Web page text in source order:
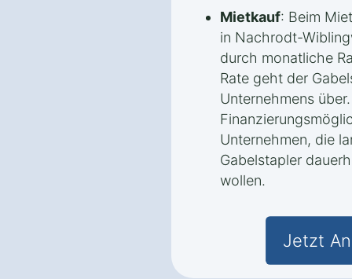
Mietkauf: Beim
in Nachrodt-
durch monatliche
Rate geht der
Unternehmens
Unternehmen, die
Gabelstapler
wollen.
Jetzt